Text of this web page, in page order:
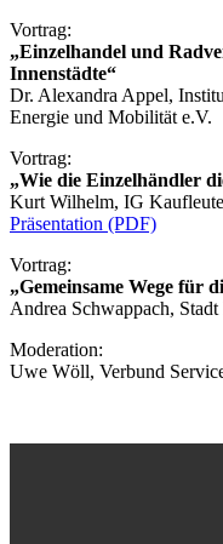
Vortrag:
„Einzelhandel und
Innenstädte“
Dr. Alexandra Appel,
Energie und Mobilität e.V.
Vortrag:
„Wie die Einzelhändler
Kurt Wilhelm, IG
Präsentation (PDF)
Vortrag:
„Gemeinsame Wege für
Andrea Schwappach,
Moderation:
Uwe Wöll, Verbund